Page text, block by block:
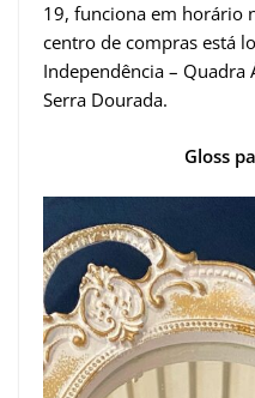
19, funciona em horário
centro de compras está
Independência – Quadra
Serra Dourada.
Gloss